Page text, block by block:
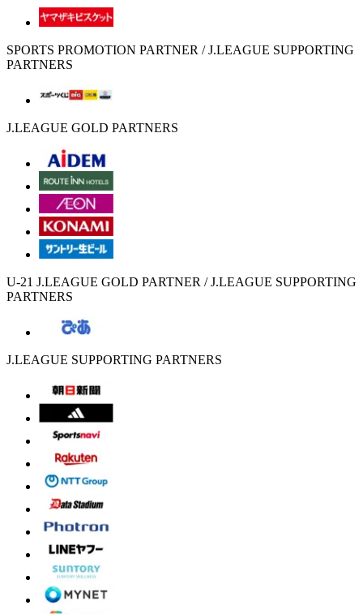
SPORTS PROMOTION PARTNER / J.LEAGUE SUPPORTING
PARTNERS
J.LEAGUE GOLD PARTNERS
U-21 J.LEAGUE GOLD PARTNER / J.LEAGUE SUPPORTING
PARTNERS
J.LEAGUE SUPPORTING PARTNERS